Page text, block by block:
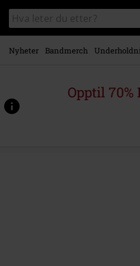
Skipp til
hovedinnhold
Søk
i
katalogen
Nyheter Bandmerch
Opptil